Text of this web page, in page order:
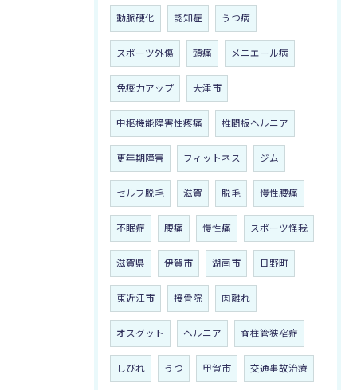
動脈硬化 認知症 うつ病
スポーツ外傷 頭痛 メニエール病
免疫力アップ 大津市
中枢機能障害性疼痛 椎間板ヘルニア
更年期障害 フィットネス ジム
セルフ脱毛 滋賀 脱毛 慢性腰痛
不眠症 腰痛 慢性痛 スポーツ怪我
滋賀県 伊賀市 湖南市 日野町
東近江市 接骨院 肉離れ
オスグット ヘルニア 脊柱管狭窄症
しびれ うつ 甲賀市 交通事故治療